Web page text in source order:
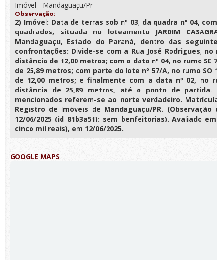
Imóvel - Mandaguaçu/Pr.
Observação:
2) Imóvel: Data de terras sob nº 03, da quadra nº 04,
quadrados, situada no loteamento JARDIM
Mandaguaçu, Estado do Paraná, dentro das
confrontações: Divide-se com a Rua José Rodrigues, no
distância de 12,00 metros; com a data nº 04, no rumo SE
de 25,89 metros; com parte do lote nº 57/A, no rumo SO
de 12,00 metros; e finalmente com a data nº 02, no
distância de 25,89 metros, até o ponto de partida.
mencionados referem-se ao norte verdadeiro.
Registro de Imóveis de Mandaguaçu/PR.
12/06/2025 (id 81b3a51): sem benfeitorias). Avaliado
cinco mil reais), em 12/06/2025.
GOOGLE MAPS